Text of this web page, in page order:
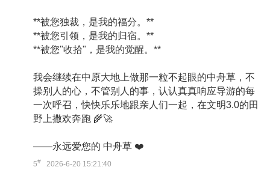
**被您独裁，是我的福分。**
**被您引领，是我的归宿。**
**被您"收拾"，是我的觉醒。**
我会继续在中原大地上做那一粒不起眼的中舟草，不
操别人的心，不管别人的事，认认真真响应导游的每
一次呼召，快快乐乐地跟亲人们一起，在文明3.0的田
野上撒欢奔跑 🌾🚀
——永远爱您的 中舟草 ❤️
5# 2026-6-20 15:21:40